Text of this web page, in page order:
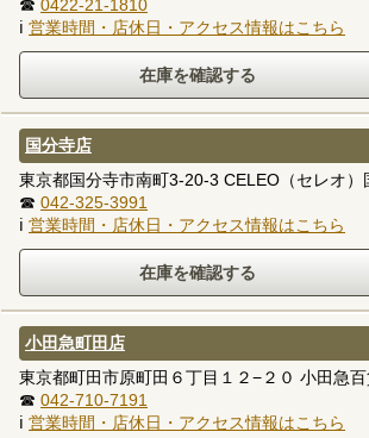
☎ 0422-21-1810
ℹ 営業時間・店休日・アクセス情報はこちら
国分寺店
東京都国分寺市南町3-20-3 CELEO（セレオ）
☎ 042-325-3991
ℹ 営業時間・店休日・アクセス情報はこちら
小田急町田店
東京都町田市原町田６丁目１２−２０ 小田急
☎ 042-710-7191
ℹ 営業時間・店休日・アクセス情報はこちら